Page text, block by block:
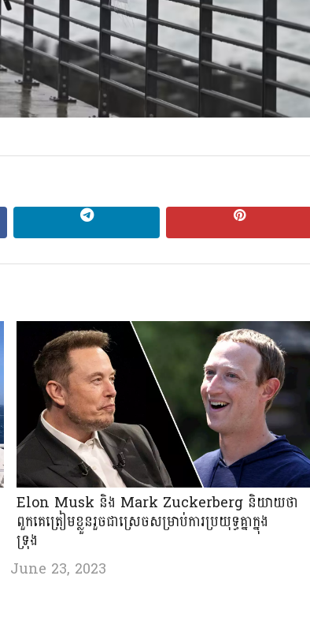
Telegram pinterest
Elon Musk និង Mark Zuckerberg និយាយថា
ពួកគេត្រៀមខ្លួនរួចជាស្រេចសម្រាប់ការប្រយុទ្ធគ្នាក្នុង
ទ្រុង
June 23, 2023